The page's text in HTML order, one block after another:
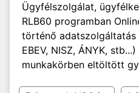
Ügyfélszolgálat,
RLB60 programban
történő adatszolgáltatás
EBEV, NISZ, ÁNYK,
munkakörben eltöltött